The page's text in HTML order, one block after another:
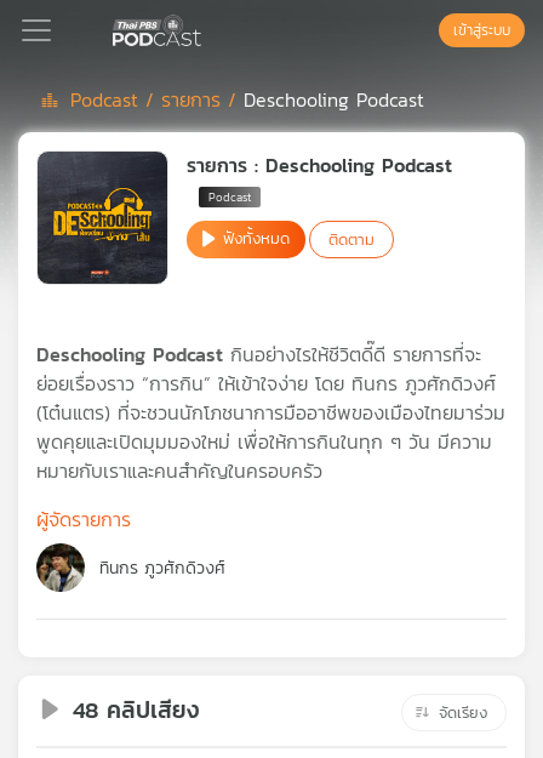
Podcast
เพล
เพล
ของ
คุณ
เข้าสู่ระบบ
Podcast /รายการ / Deschooling Podcast
รายการ : Deschooling Podcast
ฟังทั้งหมด ติดตาม
Deschooling Podcast กินอย่างไรให้ชีวิตดี๊ดี รายการที่จะ
ย่อยเรื่องราว “การกิน” ให้เข้าใจง่าย โดย ทินกร ภูวศักดิวงศ์
(โต๋นแตร) ที่จะชวนนักโภชนาการมืออาชีพของเมืองไทยมาร่วม
พูดคุยและเปิดมุมมองใหม่ เพื่อให้การกินในทุก ๆ วัน มีความ
หมายกับเราและคนสำคัญในครอบครัว
ผู้จัดรายการ
ทินกร ภูวศักดิวงศ์
48 คลิปเสียง จัดเรียง